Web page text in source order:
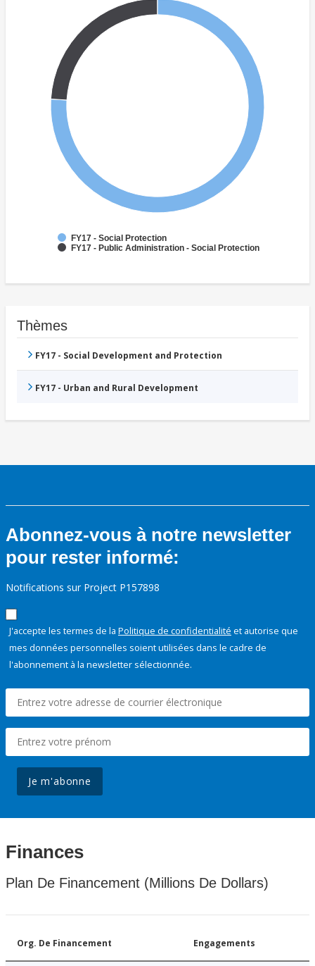
FY17 - Social Protection
FY17 - Public Administration - Social Protection
Thèmes
FY17 - Social Development and Protection
FY17 - Urban and Rural Development
Abonnez-vous à notre newsletter
pour rester informé:
Notifications sur Project P157898
J'accepte les termes de la Politique de confidentialité et autorise que
mes données personnelles soient utilisées dans le cadre de
l'abonnement à la newsletter sélectionnée.
Je m'abonne
Finances
Plan De Financement (Millions De Dollars)
Org. De Financement Engagements